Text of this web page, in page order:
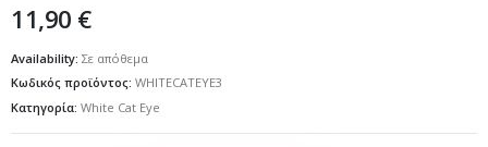
11,90 €
Availability: Σε απόθεμα
Κωδικός προϊόντος: WHITECATEYE3
Κατηγορία: White Cat Eye